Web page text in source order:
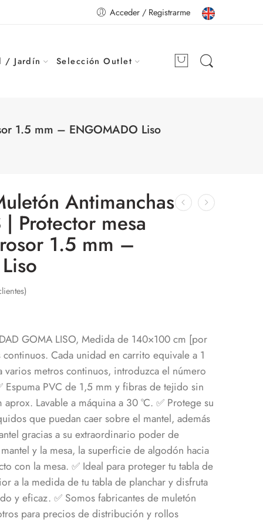
Acceder / Registrarme
/ Jardín Selección Outlet
1.5 mm – ENGOMADO Liso
Antimanchas
| Protector mesa
1.5 mm –
GOMA LISO, Medida de 140×100 cm [por
Cada unidad en carrito equivale a 1
metros continuos, introduzca el número
Espuma PVC de 1,5 mm y fibras de tejido sin
Lavable a máquina a 30 °C. ✅ Protege su
que puedan caer sobre el mantel, además
gracias a su extraordinario poder de
y la mesa, la superficie de algodón hacia
con la mesa. ✅ Ideal para proteger tu tabla de
a la medida de tu tabla de planchar y disfruta
y eficaz. ✅ Somos fabricantes de muletón
para precios de distribución y rollos